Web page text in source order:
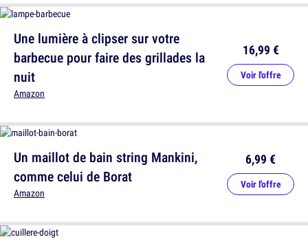
Un maillot de bain string Mankini,
comme celui de Borat
Amazon
6,99 €
Voir l'offre
Une lumière à clipser sur votre
barbecue pour faire des grillades la
nuit
Amazon
16,99 €
Voir l'offre